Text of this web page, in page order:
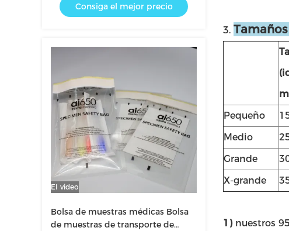
Consiga el mejor precio
El video
Bolsa de muestras médicas Bolsa
de muestras de transporte de
3.
Pequeño
Medio
Grande
X-grande
1) nuestros